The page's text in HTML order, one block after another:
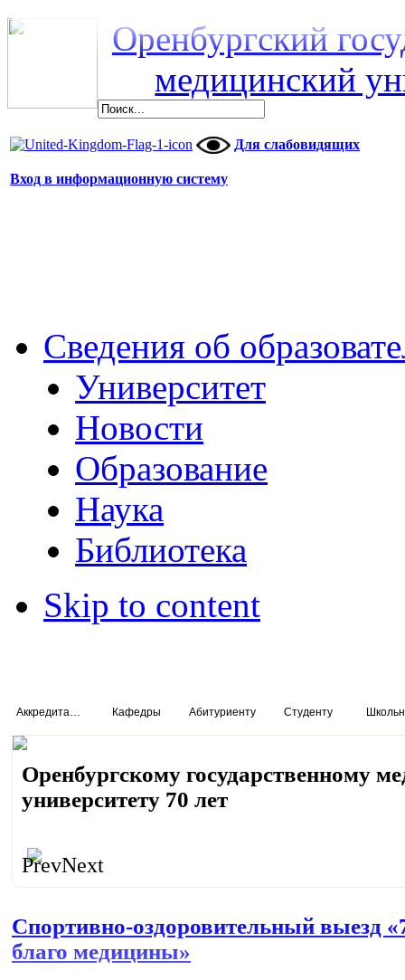
Оренбургский
медицинский
Для слабовидящих
Вход в информационную систему
Сведения об
Университет
Новости
Образование
Наука
Библиотека
Skip to content
Кафедры Абитуриенту Студенту
Оренбургскому государственному
университету 70 лет
PrevNext
Спортивно-оздоровительный выезд
благо медицины»